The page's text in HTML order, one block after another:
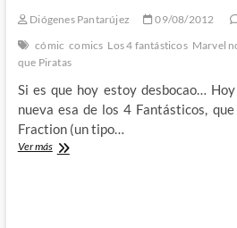
Diógenes Pantarújez 09/08/2012
cómic comics Los 4 fantásticos Marvel
que Piratas
Si es que hoy estoy desbocao…
nueva esa de los 4 Fantásticos,
Fraction (un tipo…
Ver másMatt